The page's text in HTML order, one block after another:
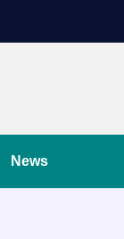
News